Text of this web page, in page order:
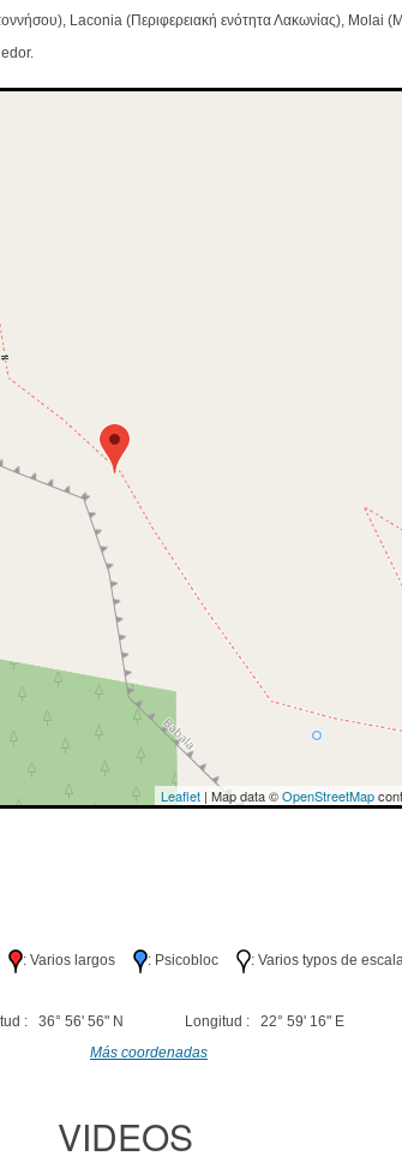
Laconia (Περιφερειακή ενότητα Λακωνίας), Molai
Leaflet| Map data ©OpenStreetMap
: Varios largos : Psicobloc : Varios typos de
: 36° 56' 56" N Longitud : 22° 59' 16" E
Más coordenadas
VIDEOS